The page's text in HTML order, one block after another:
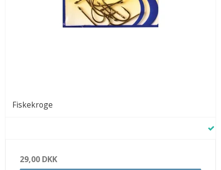
Fiskekroge
29,00 DKK